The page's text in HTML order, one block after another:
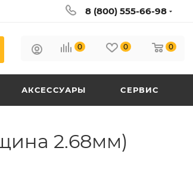
8 (800) 555-66-98
0 0 0
АКСЕССУАРЫ СЕРВИС
2.68мм)